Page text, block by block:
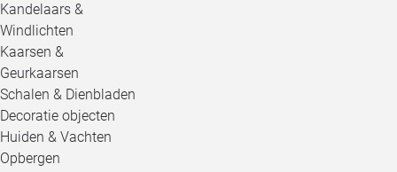
Kandelaars &
Windlichten
Kaarsen &
Geurkaarsen
Schalen & Dienbladen
Decoratie objecten
Huiden & Vachten
Opbergen